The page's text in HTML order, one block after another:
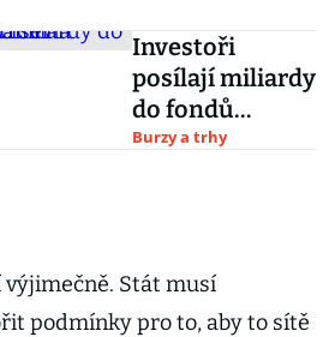
Investoři
posílají miliardy
do fondů
vydělávajících
Burzy a trhy
Stát musí
podmínky pro to, aby to sítě